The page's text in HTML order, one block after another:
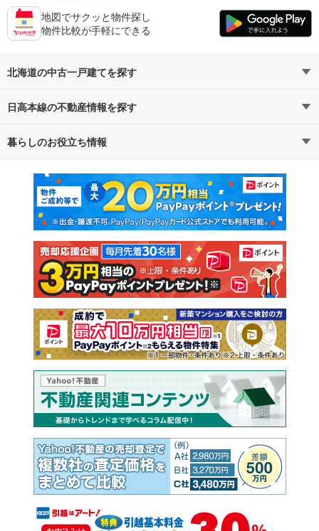
地図でサクッと物件探し
物件比較が手軽にできる
北海道の中古一戸建てを探す
路線・駅から探す
通勤・通学時間から探す
日高本線の不動産情報を探す
不動産・住宅
新築マンション 中古マンション
新築一戸建て 中古一戸建て
注文住宅 土地
売却査定
暮らしのお役立ち情報
マンションカタログ 教えて！住まいの先生